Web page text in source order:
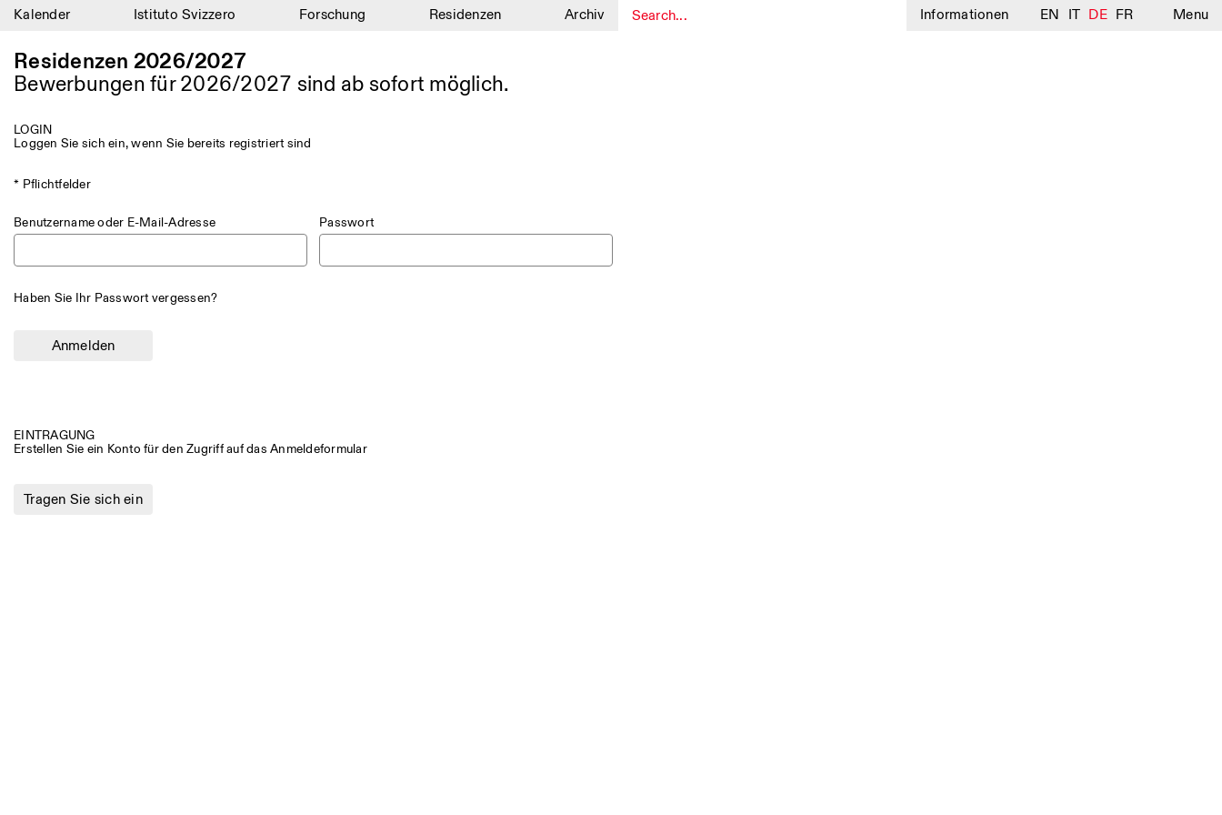
Kalender Istituto Svizzero Forschung Residenzen Archiv Informationen EN IT DE FR Menu
Kalender
Istituto Svizzero
Forschung
Residenzen
Archiv
Blog
Organisation
Bibliothek
Veranstaltungen sind
Residenzen 2026/2027
Bewerbungen für 2026/2027 sind ab sofort möglich.
LOGIN
Loggen Sie sich ein, wenn Sie bereits registriert sind
* Pflichtfelder
Benutzername oder E-Mail-Adresse Passwort
Haben Sie Ihr Passwort vergessen?
EINTRAGUNG
Erstellen Sie ein Konto für den Zugriff auf das Anmeldeformular
Tragen Sie sich ein